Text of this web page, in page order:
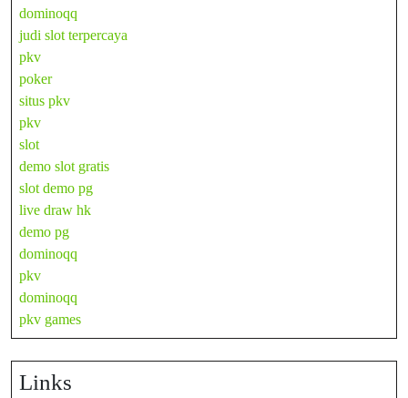
dominoqq
judi slot terpercaya
pkv
poker
situs pkv
pkv
slot
demo slot gratis
slot demo pg
live draw hk
demo pg
dominoqq
pkv
dominoqq
pkv games
Links